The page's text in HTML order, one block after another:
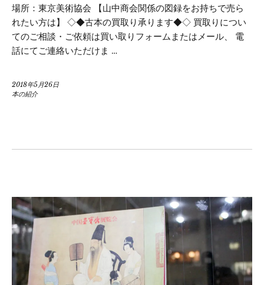
場所：東京美術協会 【山中商会関係の図録をお持ちで売ら
れたい方は】 ◇◆古本の買取り承ります◆◇ 買取りについ
てのご相談・ご依頼は買い取りフォームまたはメール、 電
話にてご連絡いただけま …
2018年5月26日
本の紹介